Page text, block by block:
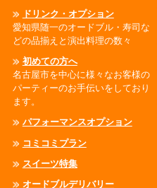
ドリンク・オプション
愛知県随一のオードブル・寿司な
どの品揃えと演出料理の数々
初めての方へ
名古屋市を中心に様々なお客様の
パーティーのお手伝いをしており
ます。
パフォーマンスオプション
コミコミプラン
スイーツ特集
オードブルデリバリー